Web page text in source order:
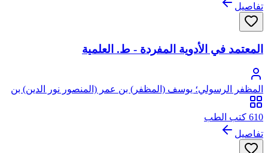
تفاصيل
المعتمد في الأدوية المفردة - ط. العلمية
المظفر الرسولي؛ يوسف (المظفر) بن عمر (المنصور نور الدين) بن
علي بن رسول التركماني اليمني، شمس الدين
610 كتب الطب
تفاصيل